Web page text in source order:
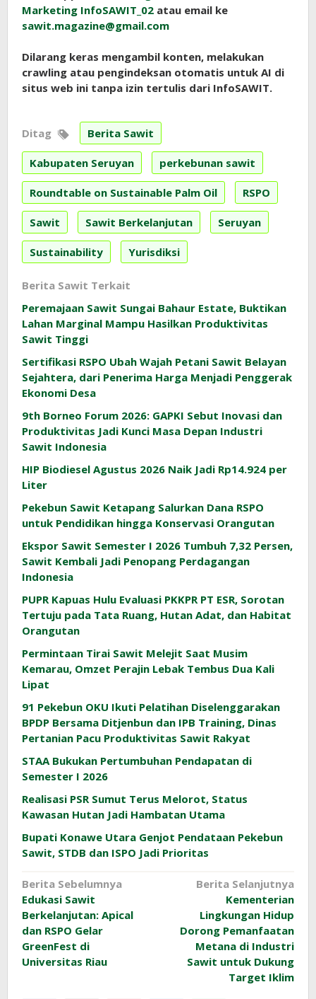
Marketing InfoSAWIT_02 atau email ke
sawit.magazine@gmail.com
Dilarang keras mengambil konten, melakukan
crawling atau pengindeksan otomatis untuk AI di
situs web ini tanpa izin tertulis dari InfoSAWIT.
Ditag Berita Sawit
Kabupaten Seruyan perkebunan sawit
Roundtable on Sustainable Palm Oil RSPO
Sawit Sawit Berkelanjutan Seruyan
Sustainability Yurisdiksi
Berita Sawit Terkait
Peremajaan Sawit Sungai Bahaur Estate, Buktikan
Lahan Marginal Mampu Hasilkan Produktivitas
Sawit Tinggi
Sertifikasi RSPO Ubah Wajah Petani Sawit Belayan
Sejahtera, dari Penerima Harga Menjadi Penggerak
Ekonomi Desa
9th Borneo Forum 2026: GAPKI Sebut Inovasi dan
Produktivitas Jadi Kunci Masa Depan Industri
Sawit Indonesia
HIP Biodiesel Agustus 2026 Naik Jadi Rp14.924 per
Liter
Pekebun Sawit Ketapang Salurkan Dana RSPO
untuk Pendidikan hingga Konservasi Orangutan
Ekspor Sawit Semester I 2026 Tumbuh 7,32 Persen,
Sawit Kembali Jadi Penopang Perdagangan
Indonesia
PUPR Kapuas Hulu Evaluasi PKKPR PT ESR, Sorotan
Tertuju pada Tata Ruang, Hutan Adat, dan Habitat
Orangutan
Permintaan Tirai Sawit Melejit Saat Musim
Kemarau, Omzet Perajin Lebak Tembus Dua Kali
Lipat
91 Pekebun OKU Ikuti Pelatihan Diselenggarakan
BPDP Bersama Ditjenbun dan IPB Training, Dinas
Pertanian Pacu Produktivitas Sawit Rakyat
STAA Bukukan Pertumbuhan Pendapatan di
Semester I 2026
Realisasi PSR Sumut Terus Melorot, Status
Kawasan Hutan Jadi Hambatan Utama
Bupati Konawe Utara Genjot Pendataan Pekebun
Sawit, STDB dan ISPO Jadi Prioritas
Navigasi
pos
Berita Sebelumnya
Edukasi Sawit
Berkelanjutan: Apical
dan RSPO Gelar
GreenFest di
Universitas Riau
Berita Selanjutnya
Kementerian
Lingkungan Hidup
Dorong Pemanfaatan
Metana di Industri
Sawit untuk Dukung
Target Iklim